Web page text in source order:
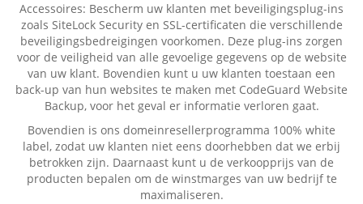
Accessoires: Bescherm uw klanten met beveiligingsplug-ins
zoals SiteLock Security en SSL-certificaten die verschillende
beveiligingsbedreigingen voorkomen. Deze plug-ins zorgen
voor de veiligheid van alle gevoelige gegevens op de website
van uw klant. Bovendien kunt u uw klanten toestaan een
back-up van hun websites te maken met CodeGuard Website
Backup, voor het geval er informatie verloren gaat.
Bovendien is ons domeinresellerprogramma 100% white
label, zodat uw klanten niet eens doorhebben dat we erbij
betrokken zijn. Daarnaast kunt u de verkoopprijs van de
producten bepalen om de winstmarges van uw bedrijf te
maximaliseren.